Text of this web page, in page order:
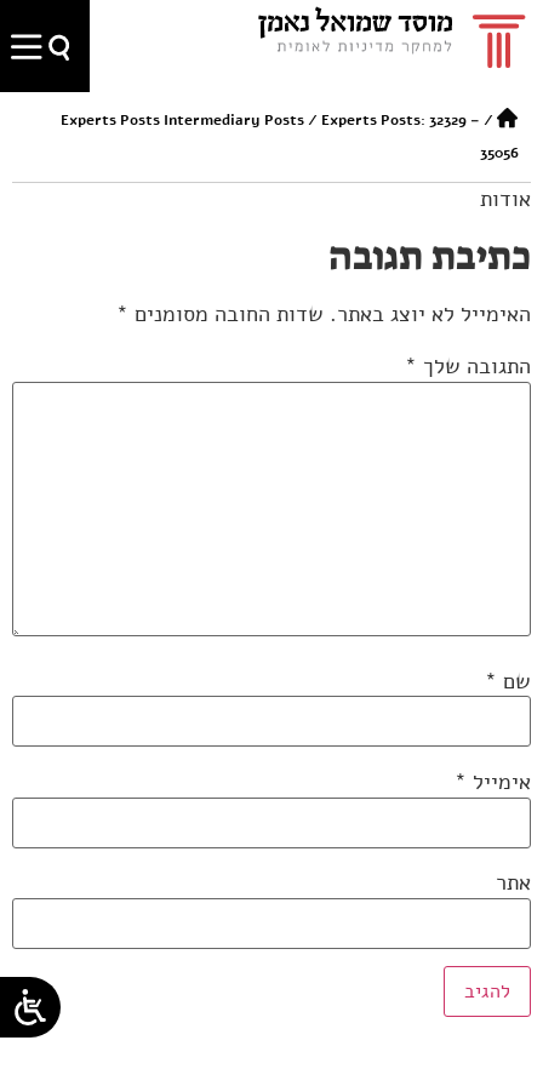
/
Experts Posts Intermediary Posts/ Experts Posts: 32329 –
35056
אודות
כתיבת תגובה
האימייל לא יוצג באתר. שדות החובה מסומנים *
התגובה שלך *
שם *
אימייל *
אתר